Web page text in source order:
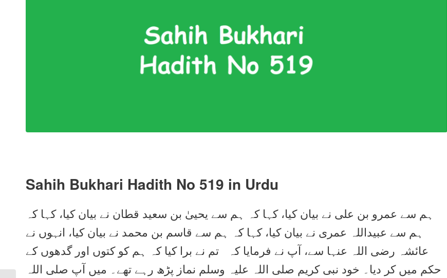
Sahih Bukhari Hadith No 519 in Urdu
ہم سے عمرو بن علی نے بیان کیا، کہا کہ ہم سے یحییٰ بن سعید قطان نے بیان کیا، کہا کہ
ہم سے عبیداللہ عمری نے بیان کیا، کہا کہ ہم سے قاسم بن محمد نے بیان کیا، انہوں نے
عائشہ رضی اللہ عنہا سے، آپ نے فرمایا کہ تم نے برا کیا کہ ہم کو کتوں اور گدھوں کے
حکم میں کر دیا۔ خود نبی کریم صلی اللہ علیہ وسلم نماز پڑھ رہے تھے۔ میں آپ صلی اللہ